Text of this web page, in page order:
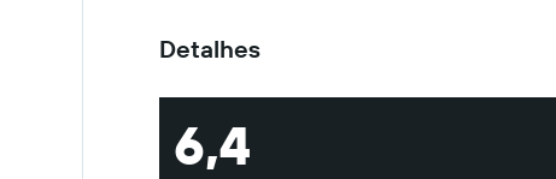
Detalhes
6,4